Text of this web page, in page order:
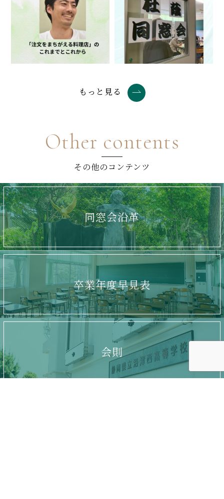
もっと見る
Other contents
その他のコンテンツ
同窓会沿革
卒業年度早見表
会則